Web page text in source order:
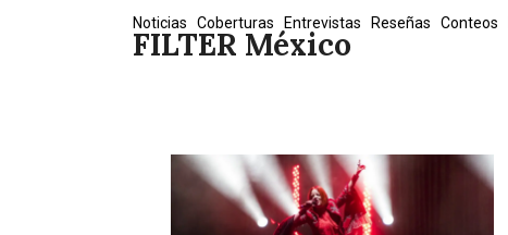
FILTER México
Noticias Coberturas Entrevistas Reseñas Conteos